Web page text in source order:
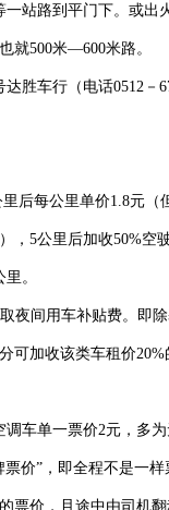
一站路到平门下。或出
就500米—600米路。
达胜车行（电话0512 －
里后每公里单价1.8元（
， 5公里后加收50%空
里。
夜间用车补贴费。即
可加收该类车租价20%
调车单一票价2元，多
票价”，即全程不是一
票价，且途中由司机翻